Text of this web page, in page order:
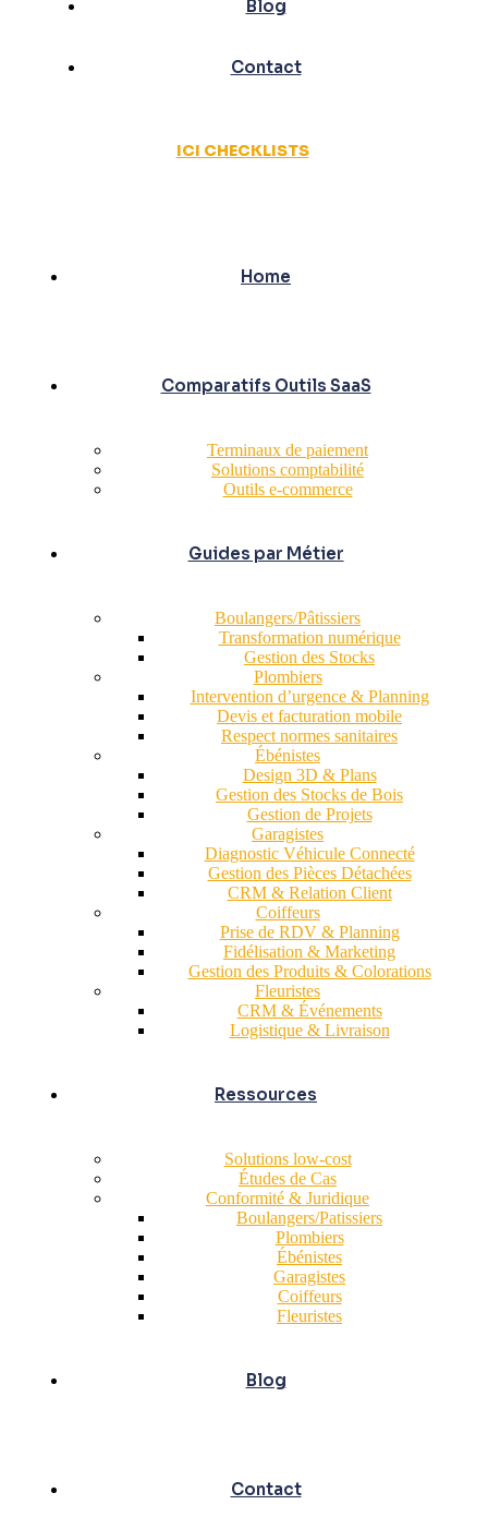
Blog
Contact
ICI CHECKLISTS
Home
Comparatifs Outils SaaS
Terminaux de paiement
Solutions comptabilité
Outils e-commerce
Guides par Métier
Boulangers/Pâtissiers
Transformation numérique
Gestion des Stocks
Plombiers
Intervention d’urgence & Planning
Devis et facturation mobile
Respect normes sanitaires
Ébénistes
Design 3D & Plans
Gestion des Stocks de Bois
Gestion de Projets
Garagistes
Diagnostic Véhicule Connecté
Gestion des Pièces Détachées
CRM & Relation Client
Coiffeurs
Prise de RDV & Planning
Fidélisation & Marketing
Gestion des Produits & Colorations
Fleuristes
CRM & Événements
Logistique & Livraison
Ressources
Solutions low-cost
Études de Cas
Conformité & Juridique
Boulangers/Patissiers
Plombiers
Ébénistes
Garagistes
Coiffeurs
Fleuristes
Blog
Contact